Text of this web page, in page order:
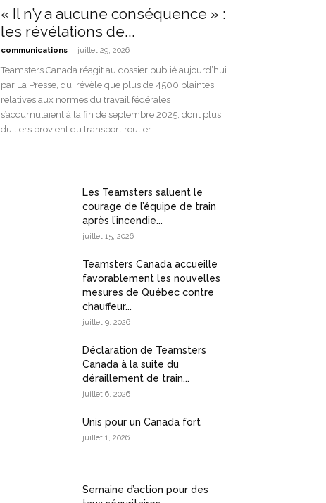
« Il n’y a aucune conséquence » :
les révélations de...
communications - juillet 29, 2026
Teamsters Canada réagit au dossier publié aujourd’hui
par La Presse, qui révèle que plus de 4500 plaintes
relatives aux normes du travail fédérales
s’accumulaient à la fin de septembre 2025, dont plus
du tiers provient du transport routier.
Les Teamsters saluent le
courage de l’équipe de train
après l’incendie...
juillet 15, 2026
Teamsters Canada accueille
favorablement les nouvelles
mesures de Québec contre
chauffeur...
juillet 9, 2026
Déclaration de Teamsters
Canada à la suite du
déraillement de train...
juillet 6, 2026
Unis pour un Canada fort
juillet 1, 2026
Semaine d’action pour des